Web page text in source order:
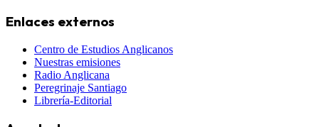
Enlaces externos
Centro de Estudios Anglicanos
Nuestras emisiones
Radio Anglicana
Peregrinaje Santiago
Librería-Editorial